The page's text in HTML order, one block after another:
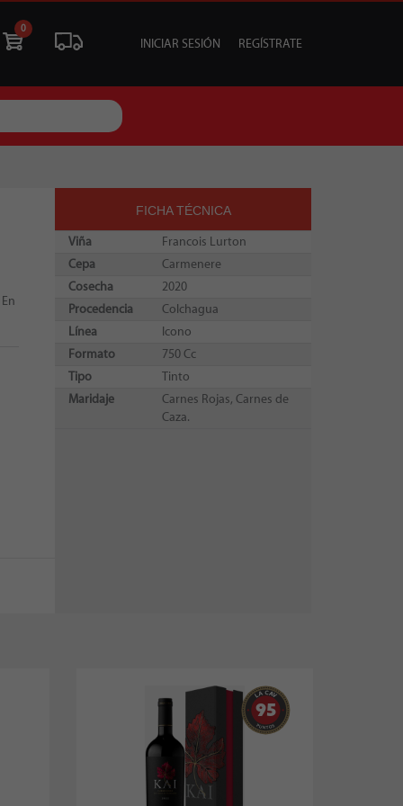
TU EVENTO
0
INICIAR SESIÓN REGÍSTRATE
FICHA TÉCNICA
Viña
Francois Lurton
Cepa
Carmenere
Cosecha
2020
Procedencia
Colchagua
Línea
Icono
Formato
750 Cc
Tipo
Tinto
Maridaje
Carnes Rojas, Carnes de
Caza.
95